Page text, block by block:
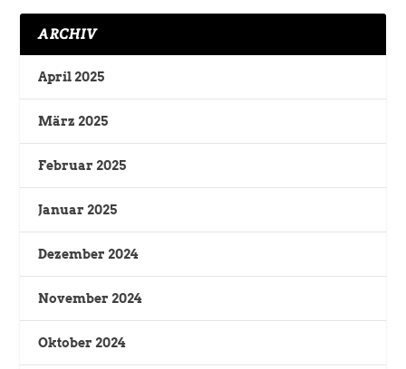
ARCHIV
April 2025
März 2025
Februar 2025
Januar 2025
Dezember 2024
November 2024
Oktober 2024